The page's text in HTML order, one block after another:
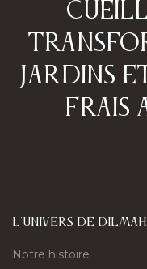
jardins
frais
L'univers de Dilmah
Notre histoire